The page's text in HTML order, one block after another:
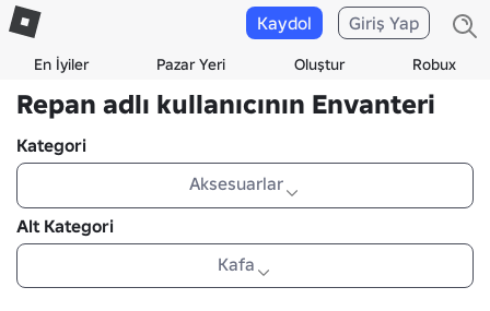
En İyiler Pazar Yeri Oluştur Robux
Kaydol Giriş Yap
Repan adlı kullanıcının Envanteri
Kategori
Aksesuarlar
Alt Kategori
Kafa